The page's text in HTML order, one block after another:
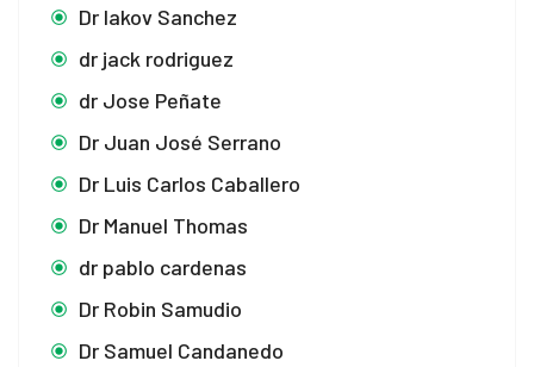
Dr Iakov Sanchez
dr jack rodriguez
dr Jose Peñate
Dr Juan José Serrano
Dr Luis Carlos Caballero
Dr Manuel Thomas
dr pablo cardenas
Dr Robin Samudio
Dr Samuel Candanedo